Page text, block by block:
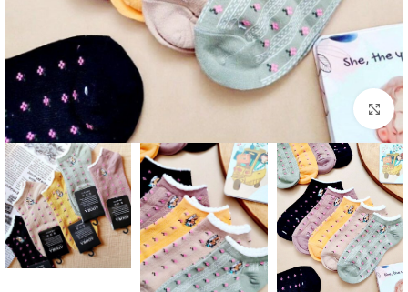
بزرگنمایی تصویر